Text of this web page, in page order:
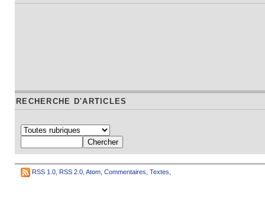
RECHERCHE D'ARTICLES
RSS 1.0 RSS 2.0 Atom Commentaires Textes